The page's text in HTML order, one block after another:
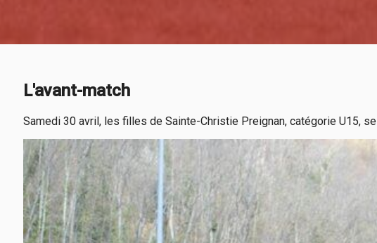
L'avant-match
Samedi 30 avril, les filles de Sainte-Christie Preignan, catégorie U15,